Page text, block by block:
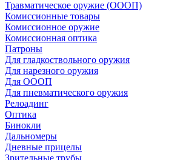
Травматическое оружие (ОООП)
Комиссионные товары
Комиссионное оружие
Комиссионная оптика
Патроны
Для гладкоствольного оружия
Для нарезного оружия
Для ОООП
Для пневматического оружия
Релоадинг
Оптика
Бинокли
Дальномеры
Дневные прицелы
Зрительные трубы